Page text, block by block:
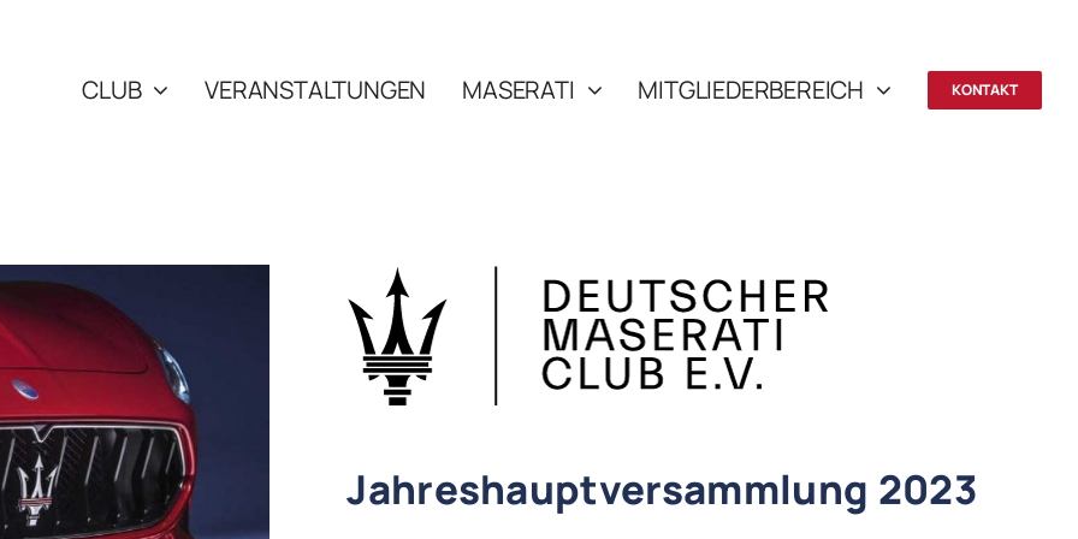
CLUB VERANSTALTUNGEN MASERATI MITGLIEDERBEREICH KONTAKT
Jahreshauptversammlung 2023